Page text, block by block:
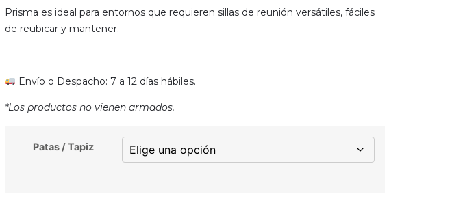
Prisma es ideal para entornos que requieren sillas de reunión versátiles, fáciles
de reubicar y mantener.
Envío o Despacho: 7 a 12 días hábiles.
*Los productos no vienen armados.
Patas / Tapiz